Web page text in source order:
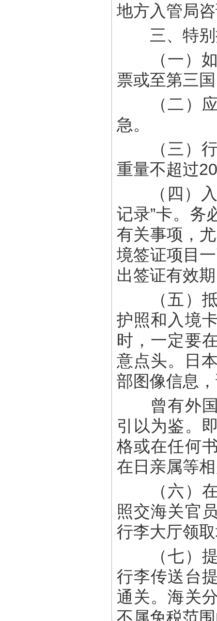
地方入管局
三、特别
（一）如
票或至第三
（二）应
急。
（三）行
重量不超过
（四）入
记录”卡。务
有关事项，
境签证项目
出签证有效
（五）抵
护照和入境
时，一定要
意点头。日
部图像信息
曾有外国
引以为鉴。
格或在任何
在日亲属等
（六）在
照交海关官
行李大厅领
（七）提
行李传送台
通关。海关
不属免税范